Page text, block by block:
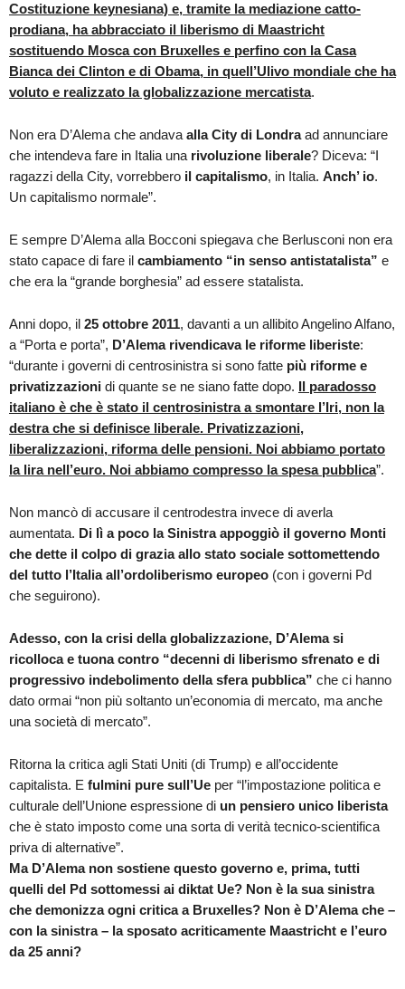
Costituzione keynesiana) e, tramite la mediazione catto-
prodiana, ha abbracciato il liberismo di Maastricht
sostituendo Mosca con Bruxelles e perfino con la Casa
Bianca dei Clinton e di Obama, in quell’Ulivo mondiale che ha
voluto e realizzato la globalizzazione mercatista.
Non era D’Alema che andava alla City di Londraad annunciare
che intendeva fare in Italia una rivoluzione liberale? Diceva: “I
ragazzi della City, vorrebbero il capitalismo, in Italia. Anch’ io.
Un capitalismo normale”.
E sempre D’Alema alla Bocconi spiegava che Berlusconi non era
stato capace di fare il cambiamento “in senso antistatalista” e
che era la “grande borghesia” ad essere statalista.
Anni dopo, il 25 ottobre 2011, davanti a un allibito Angelino Alfano,
a “Porta e porta”, D’Alema rivendicava le riforme liberiste:
“durante i governi di centrosinistra si sono fatte più riforme e
privatizzazioni di quante se ne siano fatte dopo. Il paradosso
italiano è che è stato il centrosinistra a smontare l’Iri, non la
destra che si definisce liberale. Privatizzazioni,
liberalizzazioni, riforma delle pensioni. Noi abbiamo portato
la lira nell’euro. Noi abbiamo compresso la spesa pubblica”.
Non mancò di accusare il centrodestra invece di averla
aumentata. Di lì a poco la Sinistra appoggiò il governo Monti
che dette il colpo di grazia allo stato sociale sottomettendo
del tutto l’Italia all’ordoliberismo europeo (con i governi Pd
che seguirono).
Adesso, con la crisi della globalizzazione, D’Alemasi
ricolloca e tuona contro “decenni di liberismo sfrenato e di
progressivo indebolimento della sfera pubblica” che ci hanno
dato ormai “non più soltanto un’economia di mercato, ma anche
una società di mercato”.
Ritorna la critica agli Stati Uniti (di Trump) e all’occidente
capitalista. E fulmini pure sull’Ue per “l’impostazione politica e
culturale dell’Unione espressione di un pensiero unico liberista
che è stato imposto come una sorta di verità tecnico-scientifica
priva di alternative”.
Ma D’Alema non sostiene questo governo e, prima, tutti
quelli del Pd sottomessi ai diktat Ue? Non è la sua sinistra
che demonizza ogni critica a Bruxelles? Non è D’Alema che –
con la sinistra – la sposato acriticamente Maastricht e l’euro
da 25 anni?